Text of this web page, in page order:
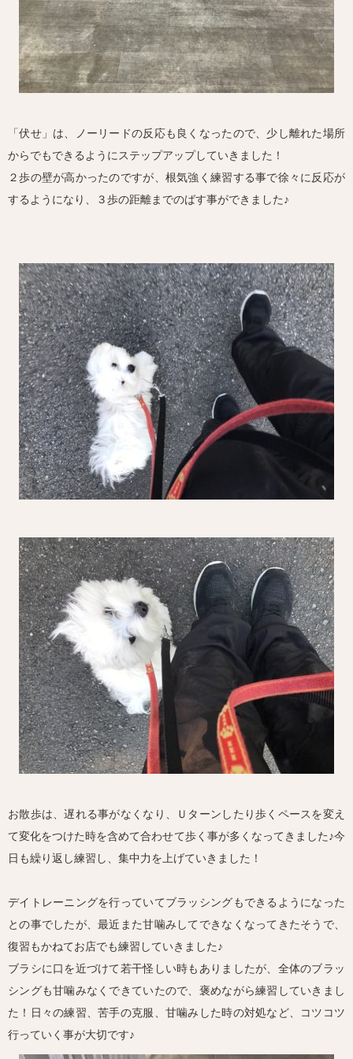
「伏せ」は、ノーリードの反応も良くなったので、少し離れた場所
からでもできるようにステップアップしていきました！
２歩の壁が高かったのですが、根気強く練習する事で徐々に反応が
するようになり、３歩の距離までのばす事ができました♪
お散歩は、遅れる事がなくなり、Ｕターンしたり歩くペースを変え
て変化をつけた時を含めて合わせて歩く事が多くなってきました♪今
日も繰り返し練習し、集中力を上げていきました！
デイトレーニングを行っていてブラッシングもできるようになった
との事でしたが、最近また甘噛みしてできなくなってきたそうで、
復習もかねてお店でも練習していきました♪
ブラシに口を近づけて若干怪しい時もありましたが、全体のブラッ
シングも甘噛みなくできていたので、褒めながら練習していきまし
た！日々の練習、苦手の克服、甘噛みした時の対処など、コツコツ
行っていく事が大切です♪